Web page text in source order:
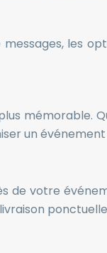
les
mémorable.
un événement
de votre